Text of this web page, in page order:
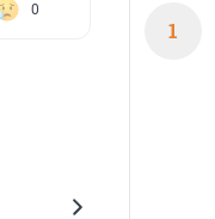
0
1